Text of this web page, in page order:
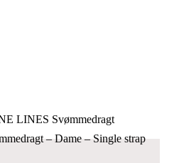
LINES Svømmedragt
– Dame – Single strap